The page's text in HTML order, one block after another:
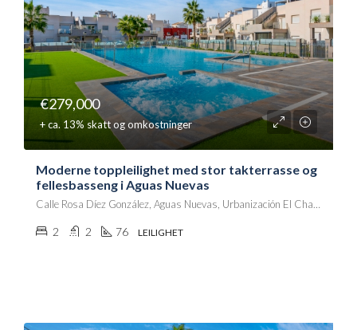
€279,000
+ ca. 13% skatt og omkostninger
Moderne toppleilighet med stor takterrasse og
fellesbasseng i Aguas Nuevas
Calle Rosa Díez González, Aguas Nuevas, Urbanización El Chaparral, Torrevieja, el Baix Segura / La Vega Baja, Alacant / Alicante, Comunitat Valenciana, 03183, España
2 2 76 LEILIGHET